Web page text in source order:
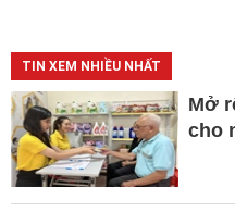
TIN XEM NHIỀU NHẤT
Mở
cho